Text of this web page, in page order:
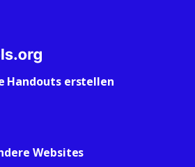
Handouts erstellen
Websites